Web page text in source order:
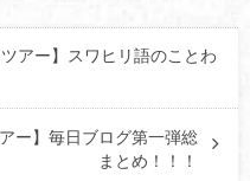
アー】スワヒリ語のことわ
ー】毎日ブログ第一弾総
まとめ！！！